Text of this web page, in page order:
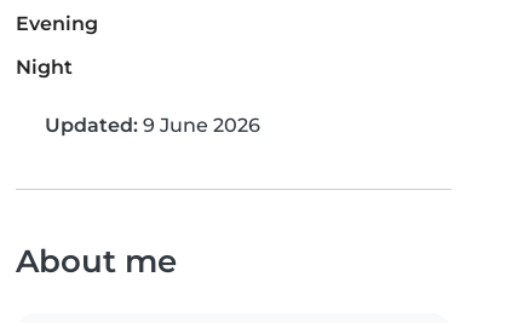
Evening
Night
Updated: 9 June 2026
About me